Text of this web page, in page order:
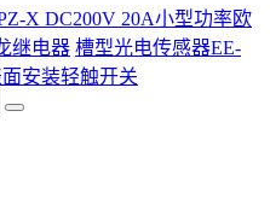
X DC200V 20A小型功率欧
继电器 槽型光电传感器EE-
安装轻触开关